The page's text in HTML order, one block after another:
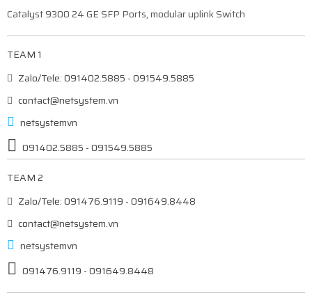
Catalyst 9300 24 GE SFP Ports, modular uplink Switch
TEAM 1
Zalo/Tele: 091402.5885 - 091549.5885
contact@netsystem.vn
netsystemvn
091402.5885 - 091549.5885
TEAM 2
Zalo/Tele: 091476.9119 - 091649.8448
contact@netsystem.vn
netsystemvn
091476.9119 - 091649.8448